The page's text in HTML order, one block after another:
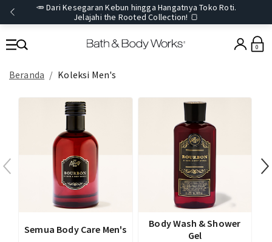
🥕 Dari Kesegaran Kebun hingga Hangatnya Toko Roti.
Jelajahi the Rooted Collection! 🍞
0
Beranda Koleksi Men's
Semua Body Care Men's
Body Wash & Shower
Gel